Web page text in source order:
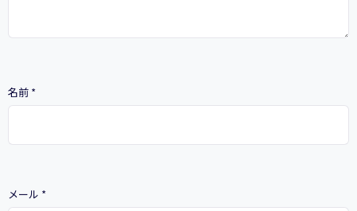
名前 *
メール *